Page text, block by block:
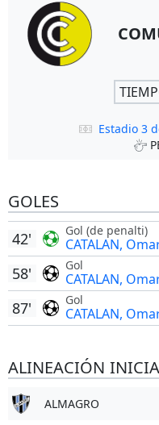
Estadio 3
GOLES
Gol (de penalti)
CATALAN,
42'
Gol
CATALAN,
58'
Gol
CATALAN,
87'
ALINEACIÓN
ALMAGRO